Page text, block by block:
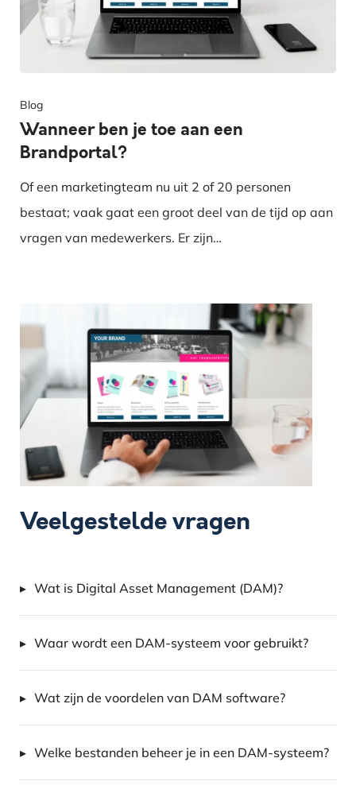
Blog
Wanneer ben je toe aan een
Brandportal?
Of een marketingteam nu uit 2 of 20 personen
bestaat; vaak gaat een groot deel van de tijd op aan
vragen van medewerkers. Er zijn…
Veelgestelde vragen
Wat is Digital Asset Management (DAM)?
Waar wordt een DAM-systeem voor gebruikt?
Wat zijn de voordelen van DAM software?
Welke bestanden beheer je in een DAM-systeem?